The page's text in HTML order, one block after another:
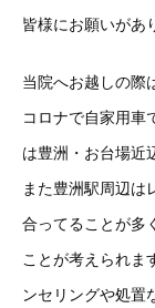
皆様にお願いがあ
当院へお越しの際
コロナで自家用車
は豊洲・お台場近
また豊洲駅周辺は
合ってることが多
ことが考えられま
ンセリングや処置